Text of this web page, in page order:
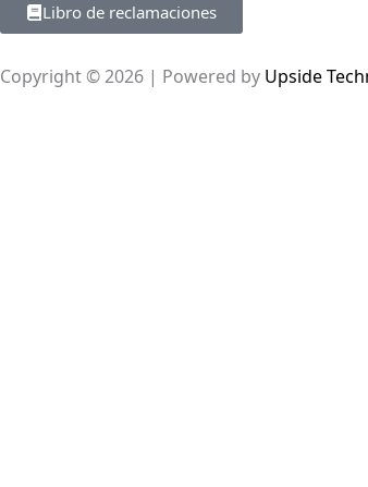
Libro de reclamaciones
Copyright © 2026 | Powered by Upside